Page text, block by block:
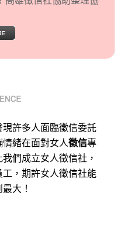
許多人面臨徵信委託
情緒在面對女人徵信專
們成立女人徵信社，
，期許女人徵信社能
最大 ！